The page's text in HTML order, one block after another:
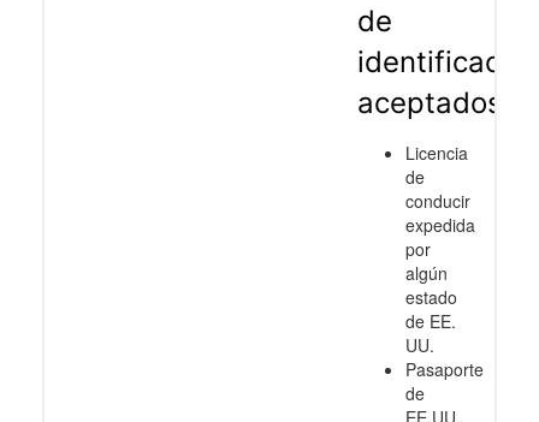
de
aceptados
Licencia
de
conducir
expedida
por
algún
estado
de EE.
UU.
Pasaporte
de